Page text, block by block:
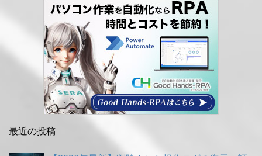
最近の投稿